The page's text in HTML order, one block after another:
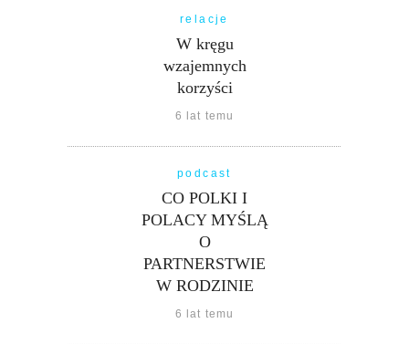
relacje
W kręgu
wzajemnych
korzyści
6 lat temu
podcast
CO POLKI I
POLACY MYŚLĄ
O
PARTNERSTWIE
W RODZINIE
6 lat temu